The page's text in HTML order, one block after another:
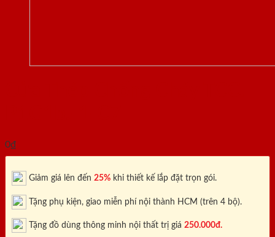
0₫
Giảm giá lên đến 25% khi thiết kế lắp đặt trọn gói.
Tặng phụ kiện, giao miễn phí nội thành HCM (trên 4 bộ).
Tặng đồ dùng thông minh nội thất trị giá 250.000đ.